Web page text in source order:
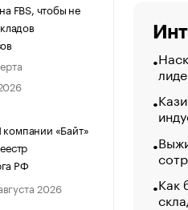
FBS, чтобы не
«Байт»
РФ
2026
Как